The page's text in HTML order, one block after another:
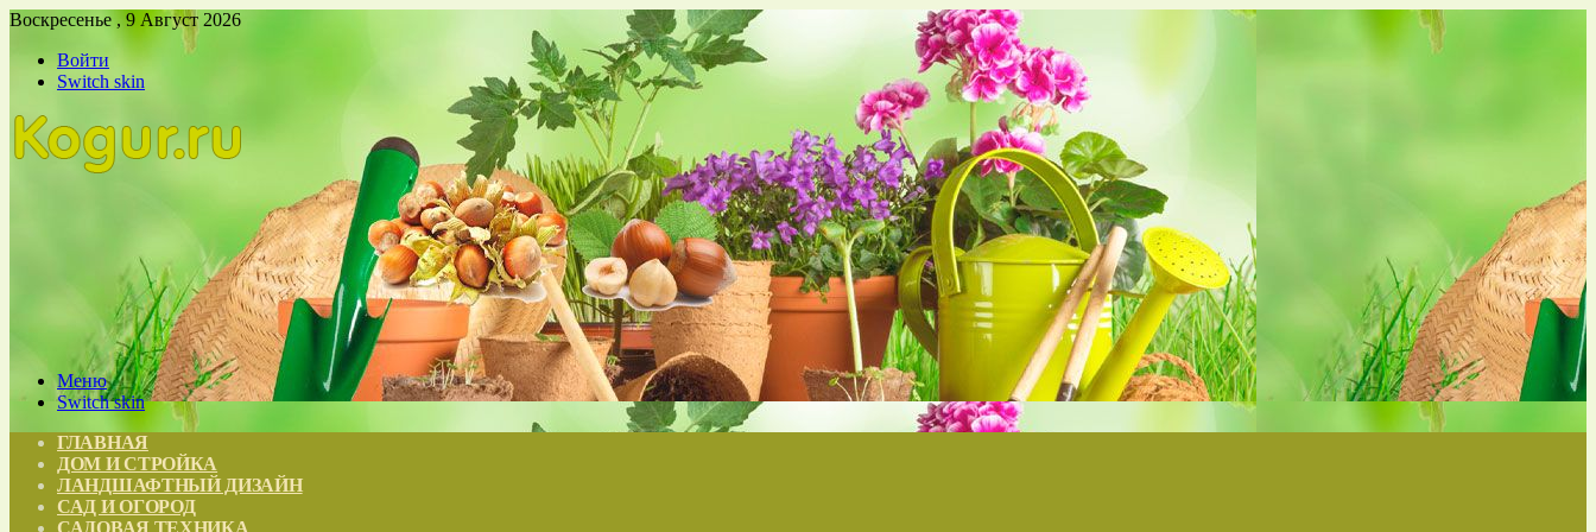
Воскресенье , 9 Август 2026
Войти
Switch skin
Меню
Switch skin
ГЛАВНАЯ
ДОМ И СТРОЙКА
ЛАНДШАФТНЫЙ ДИЗАЙН
САД И ОГОРОД
САДОВАЯ ТЕХНИКА